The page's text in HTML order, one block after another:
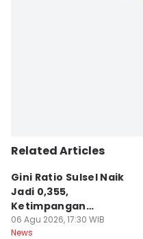
Related Articles
Gini Ratio Sulsel Naik
Jadi 0,355,
Ketimpangan
Perdesaan Meningkat
06 Agu 2026, 17:30 WIB
News